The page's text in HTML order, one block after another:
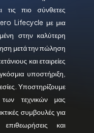
τις πιο σύνθετες
Lifecycle με μια
στην καλύτερη
μετά την πώληση
και εταιρείες
υποστήριξη,
Υποστηρίζουμε
τεχνικών μας
συμβουλές για
επιθεωρήσεις και